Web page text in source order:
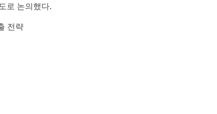
로 논의했다.
전략